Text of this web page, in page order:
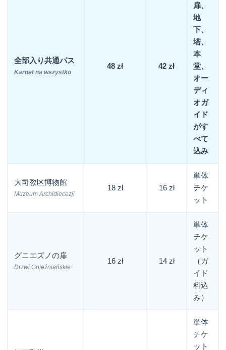
全部入り共通パス
Karnet na wszystko
48 zł 42 zł
扉、
地
下、
塔、
本
堂、
オー
ディ
オガ
イド
がす
べて
込み
大司教区博物館
Muzeum Archidiecezji
18 zł 16 zł
単体
チケ
ット
グニエズノの扉
Drzwi Gnieźnieńskie
16 zł 14 zł
単体
チケ
ット
（ガ
イド
料込
み）
単体
チケ
ット